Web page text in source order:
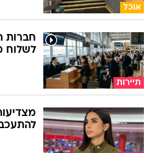
אוכל
תיירות
חברות
לשלוח